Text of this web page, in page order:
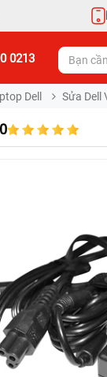
0213
Dell Sửa Dell